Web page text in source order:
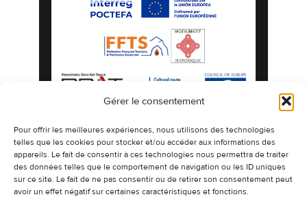
Gérer le consentement
Pour offrir les meilleures expériences, nous utilisons des technologies
telles que les cookies pour stocker et/ou accéder aux informations des
appareils. Le fait de consentir à ces technologies nous permettra de traiter
des données telles que le comportement de navigation ou les ID uniques
sur ce site. Le fait de ne pas consentir ou de retirer son consentement peut
avoir un effet négatif sur certaines caractéristiques et fonctions.
Mentions légalesPolitique de confidentialité
Politique de cookiesPlan du site
©2026 Les Grottes préhistoriques de Gargas
espaces naturels authentiques ornés de
dessins millénaires.
Design & Développement - CETIR